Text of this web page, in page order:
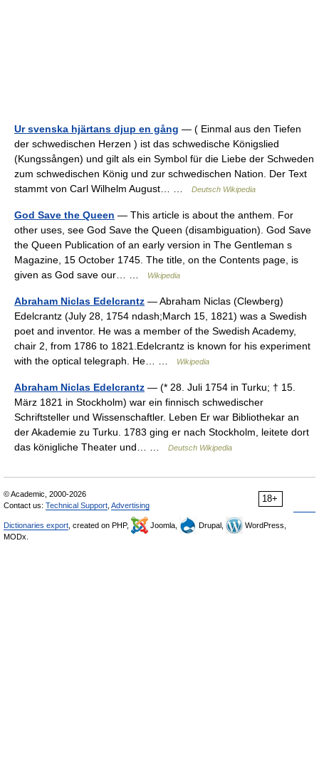
Ur svenska hjärtans djup en gång — ( Einmal aus den Tiefen
der schwedischen Herzen ) ist das schwedische Königslied
(Kungssången) und gilt als ein Symbol für die Liebe der Schweden
zum schwedischen König und zur schwedischen Nation. Der Text
stammt von Carl Wilhelm August… …
Deutsch Wikipedia
God Save the Queen — This article is about the anthem. For
other uses, see God Save the Queen (disambiguation). God Save
the Queen Publication of an early version in The Gentleman s
Magazine, 15 October 1745. The title, on the Contents page, is
given as God save our… …
Wikipedia
Abraham Niclas Edelcrantz — Abraham Niclas (Clewberg)
Edelcrantz (July 28, 1754 ndash;March 15, 1821) was a Swedish
poet and inventor. He was a member of the Swedish Academy,
chair 2, from 1786 to 1821.Edelcrantz is known for his experiment
with the optical telegraph. He… …
Wikipedia
Abraham Niclas Edelcrantz — (* 28. Juli 1754 in Turku; † 15.
März 1821 in Stockholm) war ein finnisch schwedischer
Schriftsteller und Wissenschaftler. Leben Er war Bibliothekar an
der Akademie zu Turku. 1783 ging er nach Stockholm, leitete dort
das königliche Theater und… …
Deutsch Wikipedia
18+
© Academic, 2000-2026
Contact us: Technical Support Advertising
Dictionaries export , created on PHP, Joomla, Drupal,
WordPress,
MODx.